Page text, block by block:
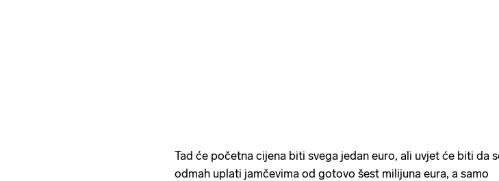
Tad će početna cijena biti svega jedan euro, ali uvjet će biti da
odmah uplati jamčevima od gotovo šest milijuna eura, a samo